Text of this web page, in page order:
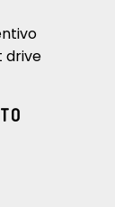
drive